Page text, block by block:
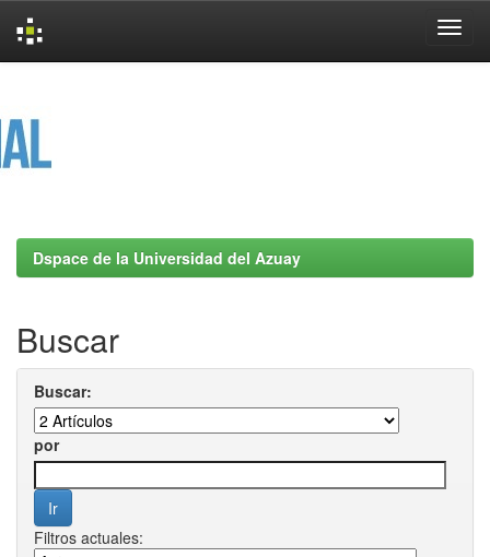
Dspace de la Universidad del Azuay
Buscar
Buscar:
por
Filtros actuales: